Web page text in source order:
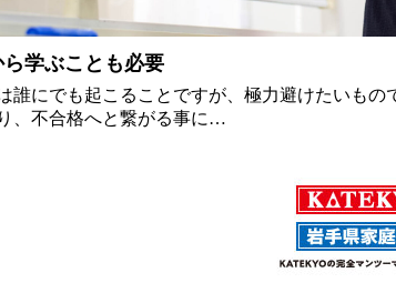
ら学ぶことも必要
誰にでも起こることですが、極力避けたいもの
、不合格へと繋がる事に…